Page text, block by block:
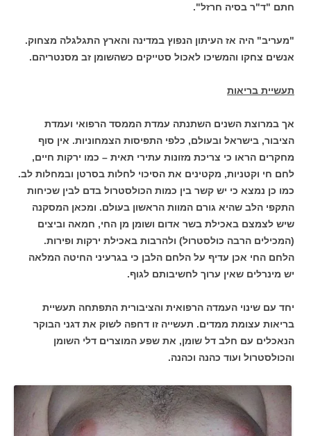
חתם "ד"ר בסיה חרזל".
"מעריב" היה אז העיתון הנפוץ במדינה והארץ התגלגלה מצחוק.
אנשים צחקו והמשיכו לאכול סטייקים כשהשומן זב מסנטריהם.
תעשיית בריאות
אך במרוצת השנים השתנתה עמדת הממסד הרפואי ועמדת
הציבור, בישראל ובעולם, כלפי התפיסות הצמחוניות. אין סוף
מחקרים הראו כי צריכת מזונות עתירי תאית – כמו ירקות חיים,
לחם חי וקטניות, מקטינים את הסיכוי לחלות בסרטן ובמחלות לב.
כמו כן נמצא כי יש קשר בין כמות הכולסטרול בדם לבין שכיחות
התקפי הלב שהיא גורם המוות הראשון בעולם. ומכאן המסקנה
שיש לצמצם באכילת בשר אדום ושומן מן החי, חמאה וביצים
(המכילים הרבה כולסטרול) ולהרבות באכילת ירקות ופירות.
הלחם החי אכן עדיף על הלחם הלבן כי בגרעיני החיטה המלאה
יש מינרלים שאין ערוך לחשיבותם לגוף.
יחד עם שינוי העמדה הרפואית והציבורית התפתחה תעשיית
בריאות עצומת ממדים. תעשייה זו דחפה לשוק את דגני הבוקר
הנאכלים עם חלב דל שומן, את שפע המוצרים דלי השומן
והכולסטרול ועוד כהנה וכהנה.